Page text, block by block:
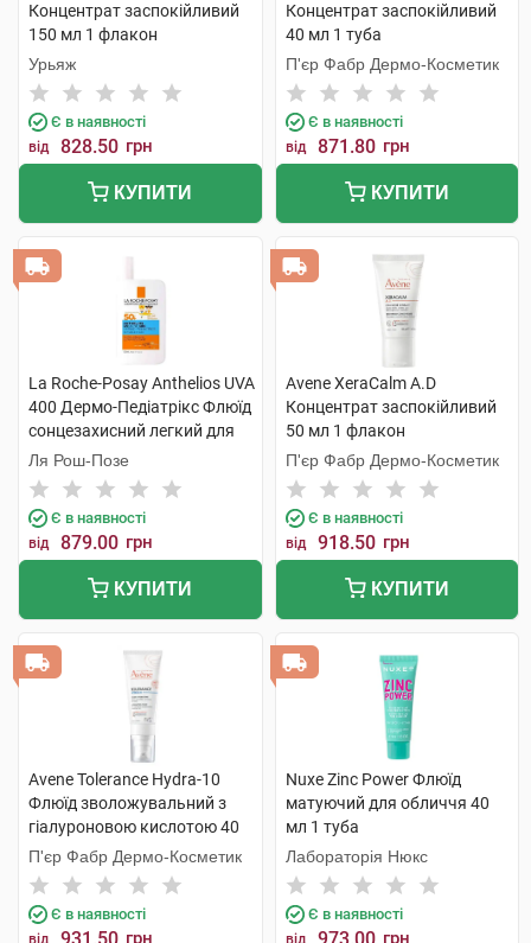
Концентрат заспокійливий
150 мл 1 флакон
Урьяж
Є в наявності
від 828.50 грн
КУПИТИ
Концентрат заспокійливий
40 мл 1 туба
П'єр Фабр Дермо-Косметик
Є в наявності
від 871.80 грн
КУПИТИ
La Roche-Posay Anthelios UVA
400 Дермо-Педіатрікс Флюїд
сонцезахисний легкий для
чутливої шкіри дітей SPF50+
50 мл 1 флакон
Ля Рош-Позе
Є в наявності
від 879.00 грн
КУПИТИ
Avene XeraCalm A.D
Концентрат заспокійливий
50 мл 1 флакон
П'єр Фабр Дермо-Косметик
Є в наявності
від 918.50 грн
КУПИТИ
Avene Tolerance Hydra-10
Флюїд зволожувальний з
гіалуроновою кислотою 40
мл 1 туба
П'єр Фабр Дермо-Косметик
Є в наявності
від грн
Nuxe Zinc Power Флюїд
матуючий для обличчя 40
мл 1 туба
Лабораторія Нюкс
Є в наявності
від грн